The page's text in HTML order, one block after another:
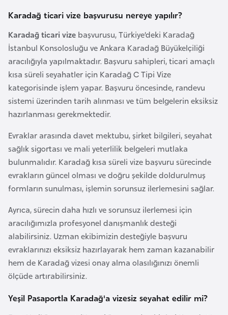
Karadağ ticari vize başvurusu nereye yapılır?
Karadağ ticari vize başvurusu, Türkiye’deki Karadağ
İstanbul Konsolosluğu ve Ankara Karadağ Büyükelçiliği
aracılığıyla yapılmaktadır. Başvuru sahipleri, ticari amaçlı
kısa süreli seyahatler için Karadağ C Tipi Vize
kategorisinde işlem yapar. Başvuru öncesinde, randevu
sistemi üzerinden tarih alınması ve tüm belgelerin eksiksiz
hazırlanması gerekmektedir.
Evraklar arasında davet mektubu, şirket bilgileri, seyahat
sağlık sigortası ve mali yeterlilik belgeleri mutlaka
bulunmalıdır. Karadağ kısa süreli vize başvuru sürecinde
evrakların güncel olması ve doğru şekilde doldurulmuş
formların sunulması, işlemin sorunsuz ilerlemesini sağlar.
Ayrıca, sürecin daha hızlı ve sorunsuz ilerlemesi için
aracılığımızla profesyonel danışmanlık desteği
alabilirsiniz. Uzman ekibimizin desteğiyle başvuru
evraklarınızı eksiksiz hazırlayarak hem zaman kazanabilir
hem de Karadağ vizesi onay alma olasılığınızı önemli
ölçüde artırabilirsiniz.
Yeşil Pasaportla Karadağ'a vizesiz seyahat edilir mi?
r
a
n
s
a
G
a
o
n
G
m
b
i
y
a
G